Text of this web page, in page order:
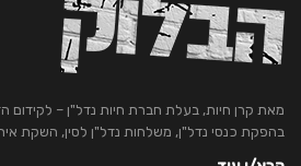
מאת קרן חיות, בעלת חברת חיות נדל"ן – לקידום
בהפקת כנסי נדל"ן, משלחות נדל"ן לסין, השקת